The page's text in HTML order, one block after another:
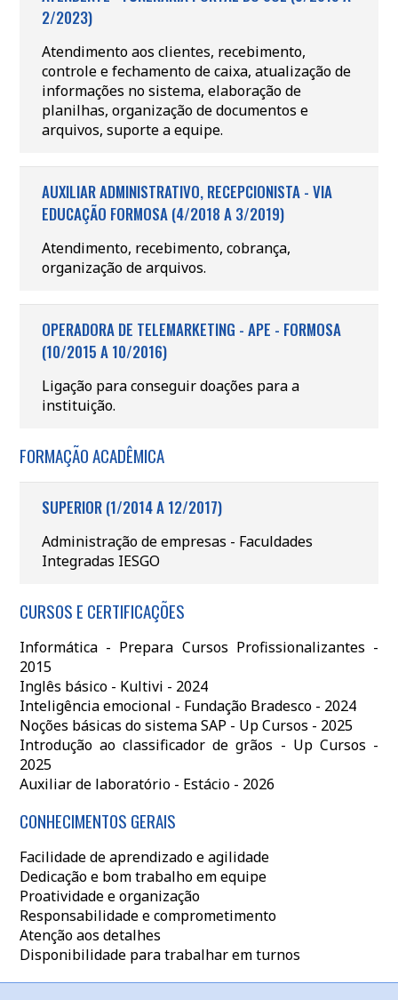
2/2023)
Atendimento aos clientes, recebimento,
controle e fechamento de caixa, atualização de
informações no sistema, elaboração de
planilhas, organização de documentos e
arquivos, suporte a equipe.
AUXILIAR ADMINISTRATIVO, RECEPCIONISTA - VIA
EDUCAÇÃO FORMOSA (4/2018 A 3/2019)
Atendimento, recebimento, cobrança,
organização de arquivos.
OPERADORA DE TELEMARKETING - APE - FORMOSA
(10/2015 A 10/2016)
Ligação para conseguir doações para a
instituição.
FORMAÇÃO ACADÊMICA
SUPERIOR (1/2014 A 12/2017)
Administração de empresas - Faculdades
Integradas IESGO
CURSOS E CERTIFICAÇÕES
Informática - Prepara Cursos Profissionalizantes -
2015
Inglês básico - Kultivi - 2024
Inteligência emocional - Fundação Bradesco - 2024
Noções básicas do sistema SAP - Up Cursos - 2025
Introdução ao classificador de grãos - Up Cursos -
2025
Auxiliar de laboratório - Estácio - 2026
CONHECIMENTOS GERAIS
Facilidade de aprendizado e agilidade
Dedicação e bom trabalho em equipe
Proatividade e organização
Responsabilidade e comprometimento
Atenção aos detalhes
Disponibilidade para trabalhar em turnos